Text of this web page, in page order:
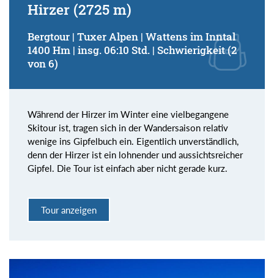
Hirzer (2725 m)
Bergtour | Tuxer Alpen | Wattens im Inntal
1400 Hm | insg. 06:10 Std. | Schwierigkeit (2
von 6)
Während der Hirzer im Winter eine vielbegangene
Skitour ist, tragen sich in der Wandersaison relativ
wenige ins Gipfelbuch ein. Eigentlich unverständlich,
denn der Hirzer ist ein lohnender und aussichtsreicher
Gipfel. Die Tour ist einfach aber nicht gerade kurz.
Tour anzeigen